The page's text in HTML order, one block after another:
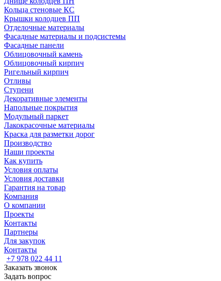
Кольца стеновые КС
Крышки колодцев ПП
Отделочные материалы
Фасадные материалы и подсистемы
Фасадные панели
Облицовочный камень
Облицовочный кирпич
Ригельный кирпич
Отливы
Ступени
Декоративные элементы
Напольные покрытия
Модульный паркет
Лакокрасочные материалы
Краска для разметки дорог
Производство
Наши проекты
Как купить
Условия оплаты
Условия доставки
Гарантия на товар
Компания
О компании
Проекты
Контакты
Партнеры
Для закупок
Контакты
+7 978 022 44 11
Заказать звонок
Задать вопрос